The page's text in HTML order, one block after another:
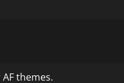
themes.